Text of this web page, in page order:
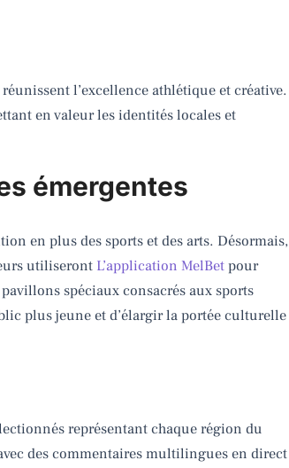
l’excellence athlétique et créative.
en valeur les identités locales et
émergentes
en plus des sports et des arts. Désormais,
utiliseront L’application MelBetpour
spéciaux consacrés aux sports
plus jeune et d’élargir la portée culturelle
représentant chaque région du
des commentaires multilingues en direct